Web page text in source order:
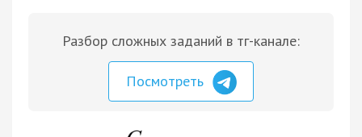
Разбор сложных заданий в тг-канале:
Посмотреть